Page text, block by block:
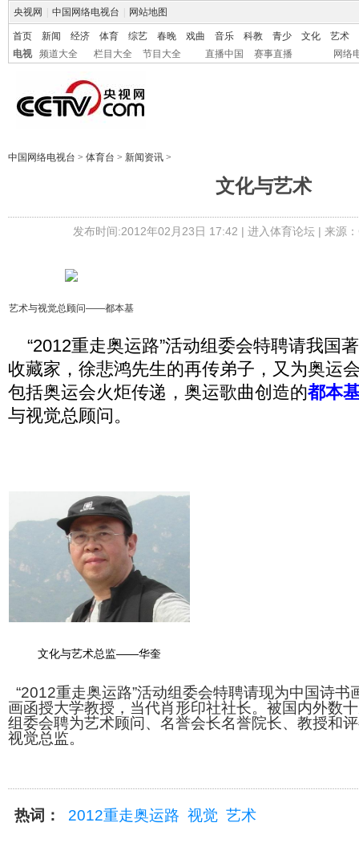
央视网 中国网络电视台 网站地图
首页 新闻 经济 体育 综艺 春晚 戏曲 音乐 科教 青少 文化
艺术
电视
频道大全 栏目大全 节目大全 直播中国 赛事直播 网络
中国网络电视台 > 体育台 > 新闻资讯 >
文化与艺术
发布时间:2012年02月23日 17:42 | 进入体育论坛| 来源
艺术与视觉总顾问——都本基
“2012重走奥运路”活动组委会特聘请我国
收藏家，徐悲鸿先生的再传弟子，又为奥运
包括奥运会火炬传递，奥运歌曲创造的都本
与视觉总顾问。
文化与艺术总监——华奎
“2012重走奥运路”活动组委会特聘请现为中国诗书
画函授大学教授，当代肖形印社社长。被国内外数
组委会聘为艺术顾问、名誉会长名誉院长、教授和
视觉总监。
热词： 2012重走奥运路 视觉 艺术